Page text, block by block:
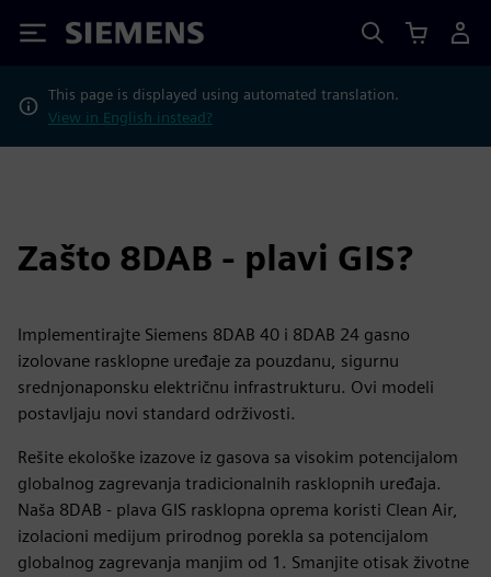
Siemens
This page is displayed using automated translation.
View in English instead?
Zašto 8DAB - plavi GIS?
Implementirajte Siemens 8DAB 40 i 8DAB 24 gasno
izolovane rasklopne uređaje za pouzdanu, sigurnu
srednjonaponsku električnu infrastrukturu. Ovi modeli
postavljaju novi standard održivosti.
Rešite ekološke izazove iz gasova sa visokim potencijalom
globalnog zagrevanja tradicionalnih rasklopnih uređaja.
Naša 8DAB - plava GIS rasklopna oprema koristi Clean Air,
izolacioni medijum prirodnog porekla sa potencijalom
globalnog zagrevanja manjim od 1. Smanjite otisak životne